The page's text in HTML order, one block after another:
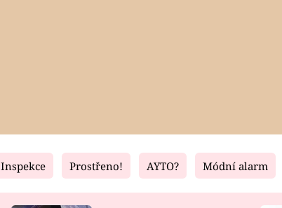
Fresh Living
Inspekce Prostřeno! AYTO? Módní alarm